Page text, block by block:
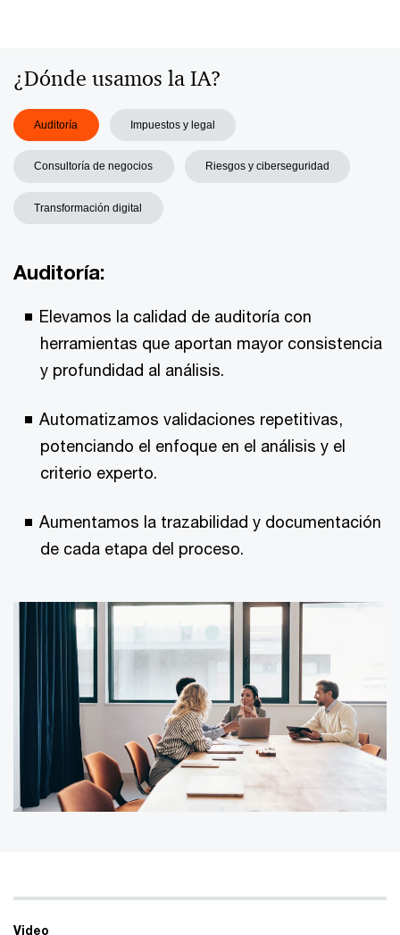
¿Dónde usamos la IA?
Auditoría Impuestos y legal
Consultoría de negocios Riesgos y ciberseguridad
Transformación digital
Auditoría:
Elevamos la calidad de auditoría con
herramientas que aportan mayor consistencia
y profundidad al análisis.
Automatizamos validaciones repetitivas,
potenciando el enfoque en el análisis y el
criterio experto.
Aumentamos la trazabilidad y documentación
de cada etapa del proceso.
Video